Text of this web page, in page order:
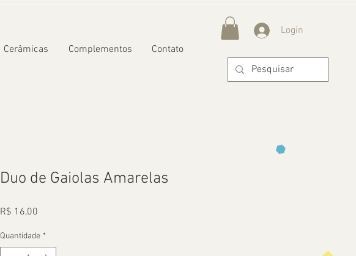
Cerâmicas Complementos Contato
Login
Duo de Gaiolas Amarelas
R$ 16,00
Quantidade *